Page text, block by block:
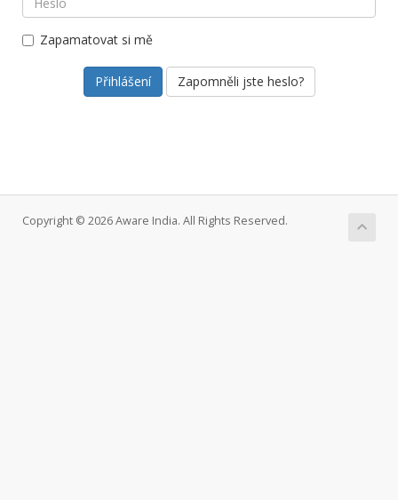
Zapamatovat si mě
Zapomněli jste heslo?
Copyright © 2026 Aware India. All Rights Reserved.